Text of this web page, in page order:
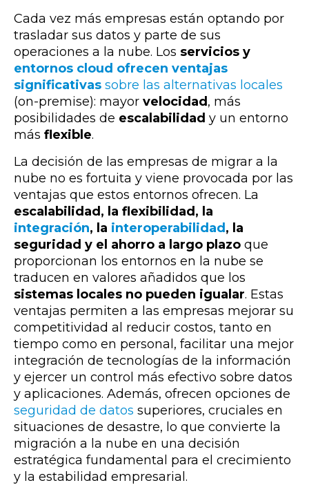
Cada vez más empresas están optando por
trasladar sus datos y parte de sus
operaciones a la nube. Los servicios y
entornos cloud ofrecen ventajas
significativas sobre las alternativas locales
(on-premise): mayor velocidad, más
posibilidades de escalabilidad y un entorno
más flexible.
La decisión de las empresas de migrar a la
nube no es fortuita y viene provocada por las
ventajas que estos entornos ofrecen. La
escalabilidad, la flexibilidad, la
integración, la interoperabilidad, la
seguridad y el ahorro a largo plazo que
proporcionan los entornos en la nube se
traducen en valores añadidos que los
sistemas locales no pueden igualar. Estas
ventajas permiten a las empresas mejorar su
competitividad al reducir costos, tanto en
tiempo como en personal, facilitar una mejor
integración de tecnologías de la información
y ejercer un control más efectivo sobre datos
y aplicaciones. Además, ofrecen opciones de
seguridad de datos superiores, cruciales en
situaciones de desastre, lo que convierte la
migración a la nube en una decisión
estratégica fundamental para el crecimiento
y la estabilidad empresarial.